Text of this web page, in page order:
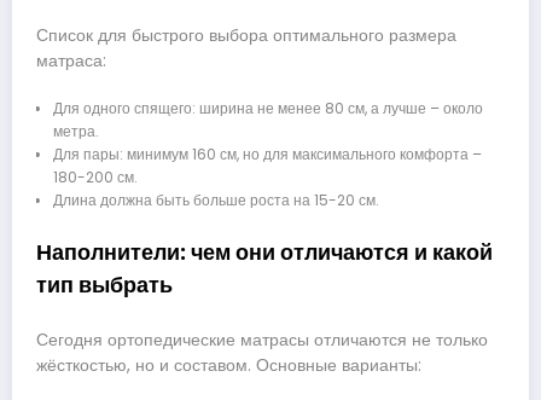
Список для быстрого выбора оптимального размера
матраса:
Для одного спящего: ширина не менее 80 см, а лучше – около
метра.
Для пары: минимум 160 см, но для максимального комфорта –
180-200 см.
Длина должна быть больше роста на 15-20 см.
Наполнители: чем они отличаются и какой
тип выбрать
Сегодня ортопедические матрасы отличаются не только
жёсткостью, но и составом. Основные варианты: